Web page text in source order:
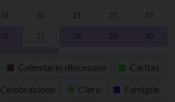
19 20 21 22 23
26 27 28 29 30
Calendario diocesano
Caritas
Celebrazione Clero
Famiglie